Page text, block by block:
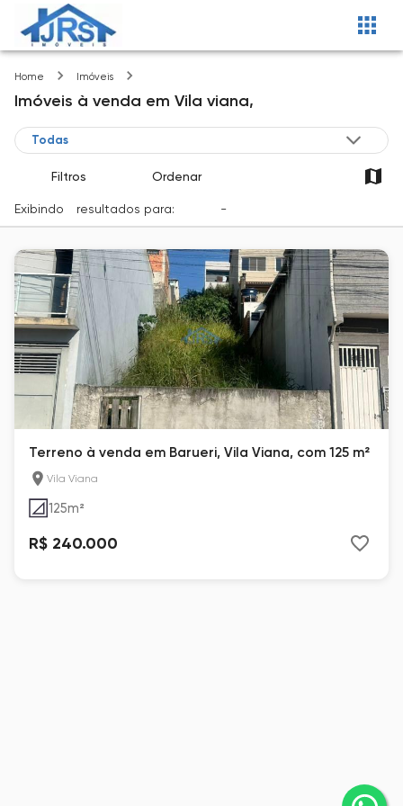
Home Imóveis
Imóveis à venda em Vila viana,
Filtros Ordenar
Exibindo resultados para: -
Terreno à venda em Barueri, Vila Viana, com 125 m²
Vila Viana
125m²
R$ 240.000